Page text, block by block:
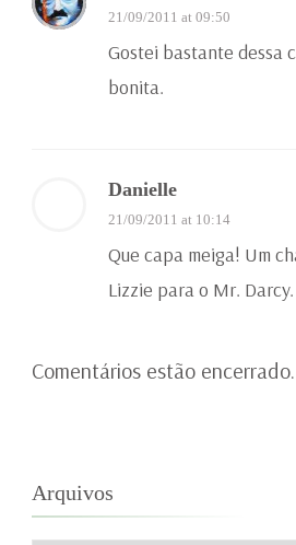
21/09/2011 at 09:50
Gostei bastante dessa
bonita.
Danielle
21/09/2011 at 10:14
Que capa meiga! Um
Lizzie para o Mr. Darcy.
Comentários estão encerrado.
Arquivos